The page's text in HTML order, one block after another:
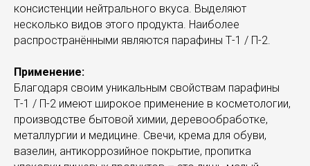
консистенции нейтрального вкуса. Выделяют
несколько видов этого продукта. Наиболее
распространёнными являются парафины Т-1 / П-2.
Применение:
Благодаря своим уникальным свойствам парафины
Т-1 / П-2 имеют широкое применение в косметологии,
производстве бытовой химии, деревообработке,
металлургии и медицине. Свечи, крема для обуви,
вазелин, антикоррозийное покрытие, пропитка